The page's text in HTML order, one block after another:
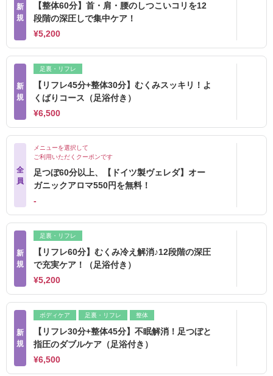
新
規
【整体60分】首・肩・腰のしつこいコリを12
段階の深圧しで集中ケア！
¥5,200
新
規
足裏・リフレ
【リフレ45分+整体30分】むくみスッキリ！よ
くばりコース（足浴付き）
¥6,500
全
員
メニューを選択して
ご利用いただくクーポンです
足つぼ60分以上、【ドイツ製ヴェレダ】オー
ガニックアロマ550円を無料！
‐
新
規
足裏・リフレ
【リフレ60分】むくみ冷え解消♪12段階の深圧
で充実ケア！（足浴付き）
¥5,200
新
規
ボディケア 足裏・リフレ 整体
【リフレ30分+整体45分】不眠解消！足つぼと
指圧のダブルケア（足浴付き）
¥6,500